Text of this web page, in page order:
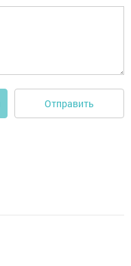
Отправить